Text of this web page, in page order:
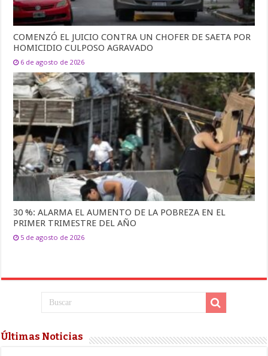
COMENZÓ EL JUICIO CONTRA UN CHOFER DE SAETA POR
HOMICIDIO CULPOSO AGRAVADO
6 de agosto de 2026
30 %: ALARMA EL AUMENTO DE LA POBREZA EN EL
PRIMER TRIMESTRE DEL AÑO
5 de agosto de 2026
Últimas Noticias